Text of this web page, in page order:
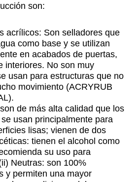
son:
acrílicos: Son selladores que
como base y se utilizan
en acabados de puertas,
interiores. No son muy
usan para estructuras que no
movimiento (ACRYRUB
de más alta calidad que los
usan principalmente para
lisas; vienen de dos
tienen el alcohol como
su uso para
Neutras: son 100%
y permiten una mayor